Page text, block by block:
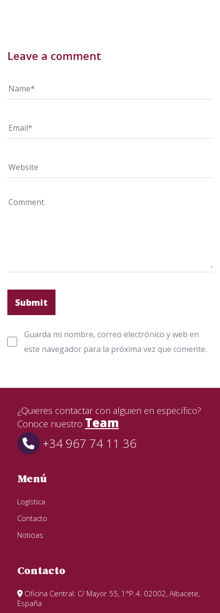
Leave a comment
Guarda mi nombre, correo electrónico y web en
este navegador para la próxima vez que comente.
¿Quieres contactar con alguien en específico?
Conoce nuestro Team
+34 967 74 11 36
Menú
Logística
Contacto
Noticias
Contacto
Oficina Central: C/ Mayor 55, 1°P.4. 02002, Albacete,
España